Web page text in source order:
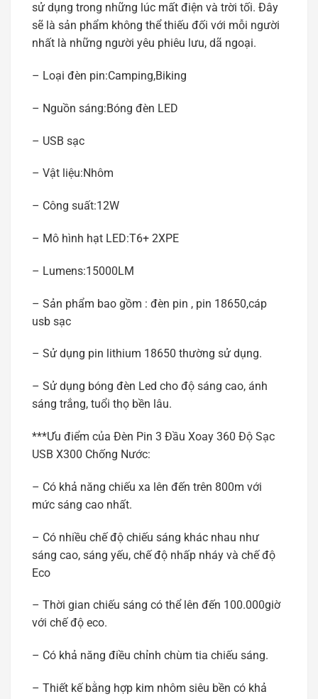
sử dụng trong những lúc mất điện và trời tối. Đây
sẽ là sản phẩm không thể thiếu đối với mỗi người
nhất là những người yêu phiêu lưu, dã ngoại.
– Loại đèn pin:Camping,Biking
– Nguồn sáng:Bóng đèn LED
– USB sạc
– Vật liệu:Nhôm
– Công suất:12W
– Mô hình hạt LED:T6+ 2XPE
– Lumens:15000LM
– Sản phẩm bao gồm : đèn pin , pin 18650,cáp
usb sạc
– Sử dụng pin lithium 18650 thường sử dụng.
– Sử dụng bóng đèn Led cho độ sáng cao, ánh
sáng trắng, tuổi thọ bền lâu.
***Ưu điểm của Đèn Pin 3 Đầu Xoay 360 Độ Sạc
USB X300 Chống Nước:
– Có khả năng chiếu xa lên đến trên 800m với
mức sáng cao nhất.
– Có nhiều chế độ chiếu sáng khác nhau như
sáng cao, sáng yếu, chế độ nhấp nháy và chế độ
Eco
– Thời gian chiếu sáng có thể lên đến 100.000giờ
với chế độ eco.
– Có khả năng điều chỉnh chùm tia chiếu sáng.
– Thiết kế bằng hợp kim nhôm siêu bền có khả